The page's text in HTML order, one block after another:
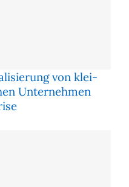
von klei­
Un­ter­neh­men